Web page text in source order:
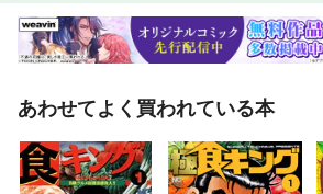
あわせてよく買われている本